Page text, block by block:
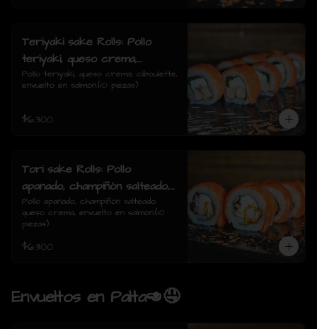
Teriyaki sake Rolls: Pollo
teriyaki, queso crema,
ciboulette, envuelto en
salmón.
Pollo teriyaki, queso crema, ciboulette,
envuelto en salmón.(10 piezas)
$6.300
Tori sake Rolls: Pollo
apanado, champiñón salteado,
queso crema, envuelto en
salmón.
Pollo apanado, champiñón salteado,
queso crema, envuelto en salmón.(10
piezas)
$6.300
Envueltos en Palta🥑🤤